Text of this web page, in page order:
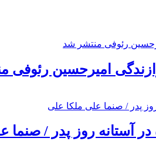
امیرحسین رئوفی
آستانه روز پدر / صنما